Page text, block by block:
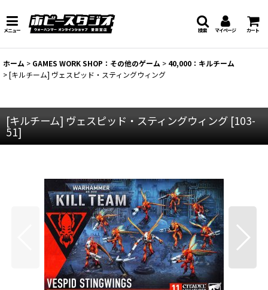
メニュー マイページ カート
検索
ホーム > GAMES WORK SHOP：その他のゲーム > 40,000：キルチーム
>[キルチーム] ヴェスピッド・スティングウィング
[キルチーム] ヴェスピッド・スティングウィング [103-
51]